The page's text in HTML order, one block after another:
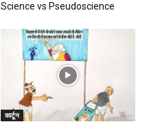
Science vs Pseudoscience
कार्टून